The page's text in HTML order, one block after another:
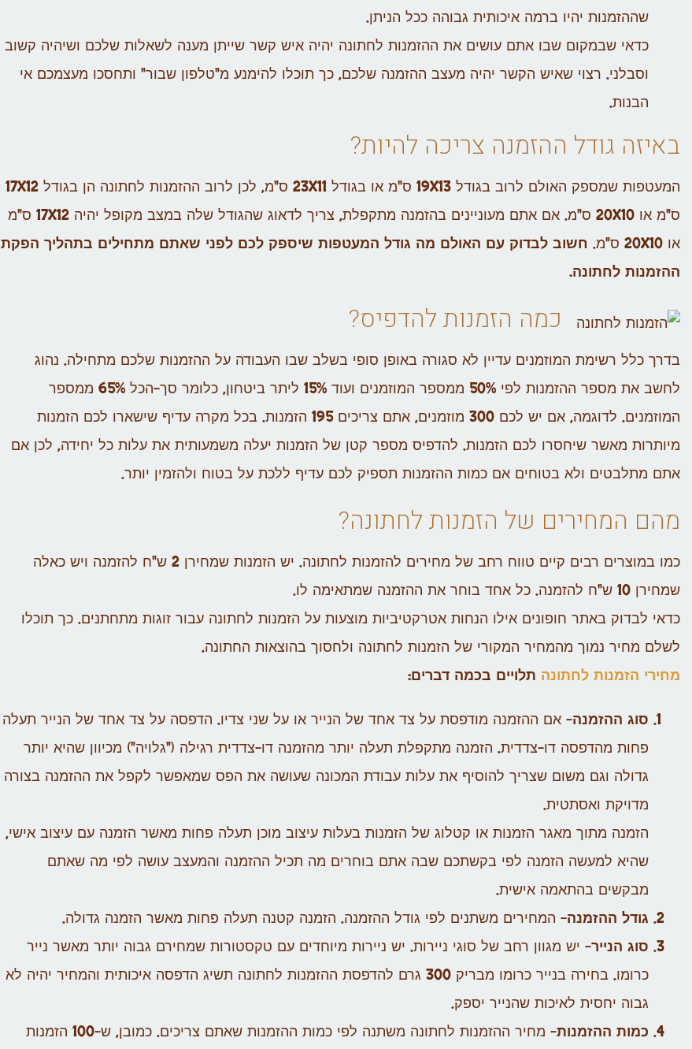
שההזמנות יהיו ברמה איכותית גבוהה ככל הניתן.
כדאי שבמקום שבו אתם עושים את ההזמנות לחתונה יהיה איש קשר שייתן מענה לשאלות שלכם ושיהיה קשוב
וסבלני. רצוי שאיש הקשר יהיה מעצב ההזמנה שלכם, כך תוכלו להימנע מ"טלפון שבור" ותחסכו מעצמכם אי
הבנות.
באיזה גודל ההזמנה צריכה להיות?
המעטפות שמספק האולם לרוב בגודל 19X13 ס"מ או בגודל 23X11 ס"מ, לכן לרוב ההזמנות לחתונה הן בגודל 17X12
ס"מ או 20X10 ס"מ. אם אתם מעוניינים בהזמנה מתקפלת, צריך לדאוג שהגודל שלה במצב מקופל יהיה 17X12 ס"מ
או 20X10 ס"מ.
חשוב לבדוק עם האולם מה גודל המעטפות שיספק לכם לפני שאתם מתחילים בתהליך הפקת
ההזמנות לחתונה.
כמה הזמנות להדפיס?
בדרך כלל רשימת המוזמנים עדיין לא סגורה באופן סופי בשלב שבו העבודה על ההזמנות שלכם מתחילה. נהוג
לחשב את מספר ההזמנות לפי 50% ממספר המוזמנים ועוד 15% ליתר ביטחון, כלומר סך-הכל 65% ממספר
המוזמנים. לדוגמה, אם יש לכם 300 מוזמנים, אתם צריכים 195 הזמנות. בכל מקרה עדיף שישארו לכם הזמנות
מיותרות מאשר שיחסרו לכם הזמנות. להדפיס מספר קטן של הזמנות יעלה משמעותית את עלות כל יחידה, לכן אם
אתם מתלבטים ולא בטוחים אם כמות ההזמנות תספיק לכם עדיף ללכת על בטוח ולהזמין יותר.
מהם המחירים של הזמנות לחתונה?
כמו במוצרים רבים קיים טווח רחב של מחירים להזמנות לחתונה. יש הזמנות שמחירן 2 ש"ח להזמנה ויש כאלה
שמחירן 10 ש"ח להזמנה. כל אחד בוחר את ההזמנה שמתאימה לו.
כדאי לבדוק באתר חופונים אילו הנחות אטרקטיביות מוצעות על הזמנות לחתונה עבור זוגות מתחתנים. כך תוכלו
לשלם מחיר נמוך מהמחיר המקורי של הזמנות לחתונה ולחסוך בהוצאות החתונה.
מחירי הזמנות לחתונה תלויים בכמה דברים:
סוג ההזמנה– אם ההזמנה מודפסת על צד אחד של הנייר או על שני צדיו. הדפסה על צד אחד של הנייר תעלה
פחות מהדפסה דו-צדדית. הזמנה מתקפלת תעלה יותר מהזמנה דו-צדדית רגילה ("גלויה") מכיוון שהיא יותר
גדולה וגם משום שצריך להוסיף את עלות עבודת המכונה שעושה את הפס שמאפשר לקפל את ההזמנה בצורה
מדויקת ואסתטית.
הזמנה מתוך מאגר הזמנות או קטלוג של הזמנות בעלות עיצוב מוכן תעלה פחות מאשר הזמנה עם עיצוב אישי,
שהיא למעשה הזמנה לפי בקשתכם שבה אתם בוחרים מה תכיל ההזמנה והמעצב עושה לפי מה שאתם
מבקשים בהתאמה אישית.
גודל ההזמנה– המחירים משתנים לפי גודל ההזמנה. הזמנה קטנה תעלה פחות מאשר הזמנה גדולה.
סוג הנייר– יש מגוון רחב של סוגי ניירות. יש ניירות מיוחדים עם טקסטורות שמחירם גבוה יותר מאשר נייר
כרומו. בחירה בנייר כרומו מבריק 300 גרם להדפסת ההזמנות לחתונה תשיג הדפסה איכותית והמחיר יהיה לא
גבוה יחסית לאיכות שהנייר יספק.
כמות ההזמנות
– מחיר ההזמנות לחתונה משתנה לפי כמות ההזמנות שאתם צריכים. כמובן, ש-100 הזמנות